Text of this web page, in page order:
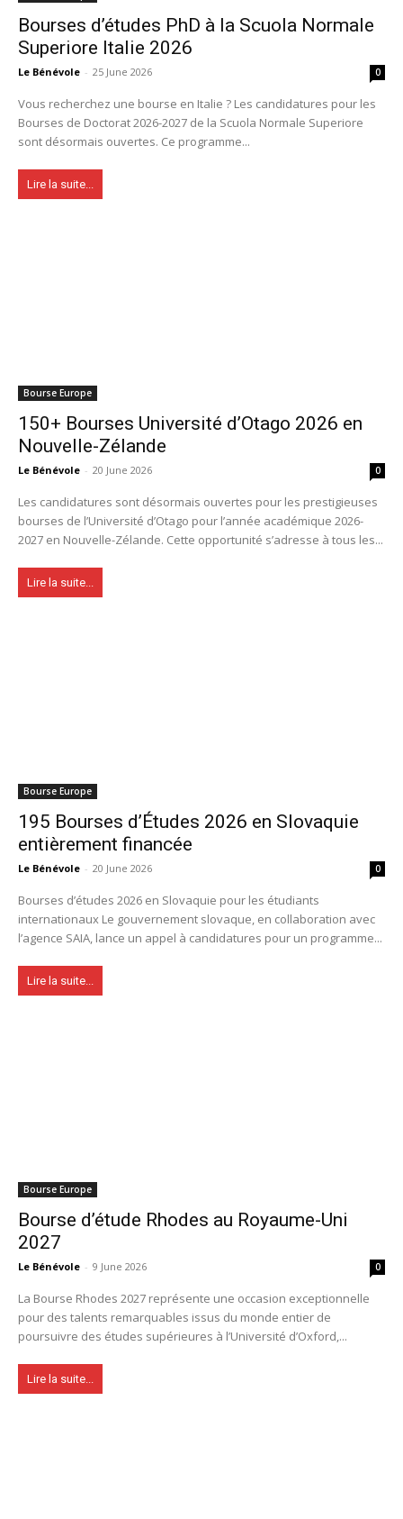
Bourses d’études PhD à la Scuola Normale
Superiore Italie 2026
Le Bénévole - 25 June 2026 0
Vous recherchez une bourse en Italie ? Les candidatures pour les
Bourses de Doctorat 2026-2027 de la Scuola Normale Superiore
sont désormais ouvertes. Ce programme...
Lire la suite...
Bourse Europe
150+ Bourses Université d’Otago 2026 en
Nouvelle-Zélande
Le Bénévole - 20 June 2026 0
Les candidatures sont désormais ouvertes pour les prestigieuses
bourses de l’Université d’Otago pour l’année académique 2026-
2027 en Nouvelle-Zélande. Cette opportunité s’adresse à tous les...
Lire la suite...
Bourse Europe
195 Bourses d’Études 2026 en Slovaquie
entièrement financée
Le Bénévole - 20 June 2026 0
Bourses d’études 2026 en Slovaquie pour les étudiants
internationaux Le gouvernement slovaque, en collaboration avec
l’agence SAIA, lance un appel à candidatures pour un programme...
Lire la suite...
Bourse Europe
Bourse d’étude Rhodes au Royaume-Uni
2027
Le Bénévole - 9 June 2026 0
La Bourse Rhodes 2027 représente une occasion exceptionnelle
pour des talents remarquables issus du monde entier de
poursuivre des études supérieures à l’Université d’Oxford,...
Lire la suite...